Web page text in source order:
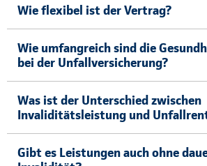
Wie flexibel ist der Vertrag?
Wie umfangreich sind die
bei der Unfallversicherung?
Was ist der Unterschied zwischen
Invaliditätsleistung und
Gibt es Leistungen auch ohne